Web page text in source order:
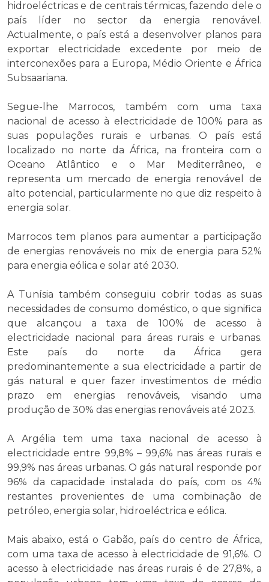
hidroeléctricas e de centrais térmicas, fazendo dele o
país líder no sector da energia renovável.
Actualmente, o país está a desenvolver planos para
exportar electricidade excedente por meio de
interconexões para a Europa, Médio Oriente e África
Subsaariana.
Segue-lhe Marrocos, também com uma taxa
nacional de acesso à electricidade de 100% para as
suas populações rurais e urbanas. O país está
localizado no norte da África, na fronteira com o
Oceano Atlântico e o Mar Mediterrâneo, e
representa um mercado de energia renovável de
alto potencial, particularmente no que diz respeito à
energia solar.
Marrocos tem planos para aumentar a participação
de energias renováveis ​​no mix de energia para 52%
para energia eólica e solar até 2030.
A Tunísia também conseguiu cobrir todas as suas
necessidades de consumo doméstico, o que significa
que alcançou a taxa de 100% de acesso à
electricidade nacional para áreas rurais e urbanas.
Este país do norte da África gera
predominantemente a sua electricidade a partir de
gás natural e quer fazer investimentos de médio
prazo em energias renováveis, visando uma
produção de 30% das energias renováveis ​​até 2023.
A Argélia tem uma taxa nacional de acesso à
electricidade entre 99,8% – 99,6% nas áreas rurais e
99,9% nas áreas urbanas. O gás natural responde por
96% da capacidade instalada do país, com os 4%
restantes provenientes de uma combinação de
petróleo, energia solar, hidroeléctrica e eólica.
Mais abaixo, está o Gabão, país do centro de África,
com uma taxa de acesso à electricidade de 91,6%. O
acesso à electricidade nas áreas rurais é de 27,8%, a